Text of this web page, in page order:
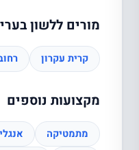
מורים ללשון
קרית עקרון
מקצועות נוספים
מתמטיקה